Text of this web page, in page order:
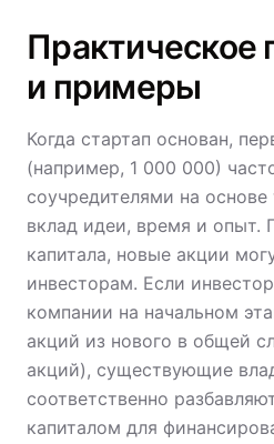
Практическое
и примеры
Когда стартап основан,
(например, 1 000 000)
соучредителями на
вклад идеи, время и опыт.
капитала, новые акции
инвесторам. Если
компании на начальном
акций из нового в общей
акций), существующие
соответственно
капиталом для